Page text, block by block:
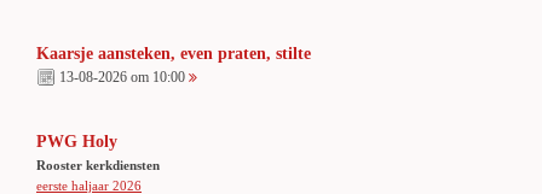
Kaarsje aansteken, even praten, stilte
13-08-2026 om 10:00
PWG Holy
Rooster kerkdiensten
eerste haljaar 2026